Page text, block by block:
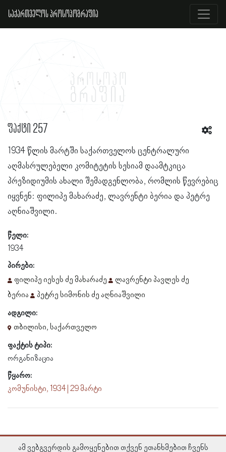
საქართველოს პროსოპოგრაფია
ფაქტი 257
1934 წლის მარტში საქართველოს ცენტრალური
აღმასრულებელი კომიტეტის სესიამ დაამტკიცა
პრეზიდიუმის ახალი შემადგენლობა, რომლის წევრებიც
იყვნენ: ფილიპე მახარაძე, ლავრენტი ბერია და პეტრე
აღნიაშვილი.
წელი:
1934
პირები:
ფილიპე იესეს ძე მახარაძე
ლავრენტი პავლეს ძე
ბერია
პეტრე სიმონის ძე აღნიაშვილი
ადგილი:
თბილისი, საქართველო
ფაქტის ტიპი:
ორგანიზაცია
წყარო:
კომუნისტი, 1934 | 29 მარტი
ამ ვებგვერდის გამოყენებით თქვენ ეთანხმებით ჩვენს